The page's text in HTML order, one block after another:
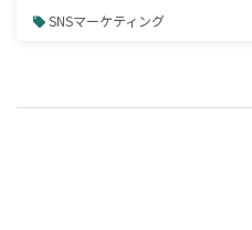
SNSマーケティング